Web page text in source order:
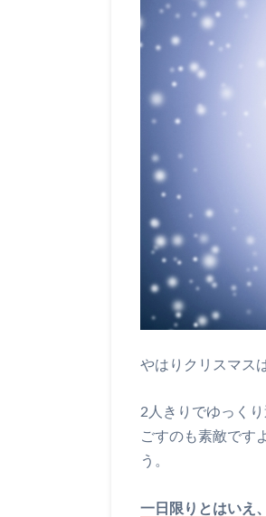
やはりクリスマス
2人きりでゆっく
ごすのも素敵です
う。
一日限りとはいえ